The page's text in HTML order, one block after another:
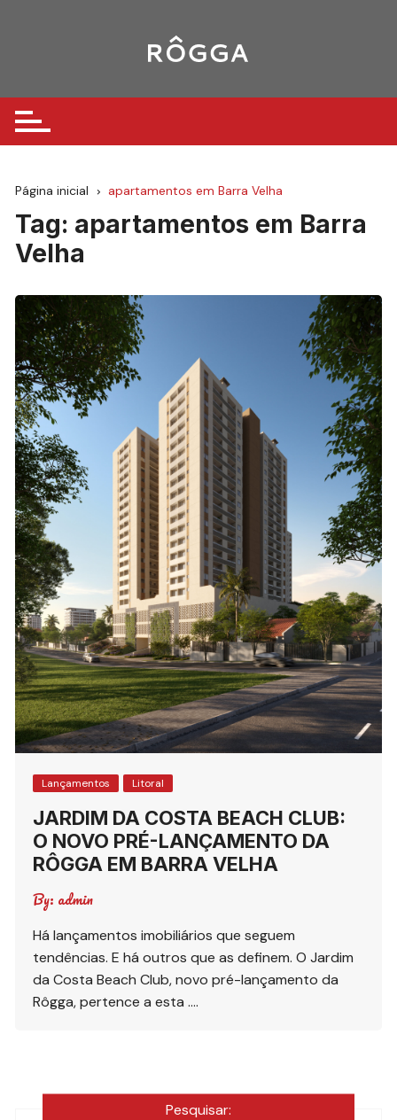
Página inicial apartamentos em Barra Velha
Tag: apartamentos em Barra
Velha
Lançamentos Litoral
JARDIM DA COSTA BEACH CLUB:
O NOVO PRÉ-LANÇAMENTO DA
RÔGGA EM BARRA VELHA
By: admin
Há lançamentos imobiliários que seguem
tendências. E há outros que as definem. O Jardim
da Costa Beach Club, novo pré-lançamento da
Rôgga, pertence a esta ….
Pesquisar: